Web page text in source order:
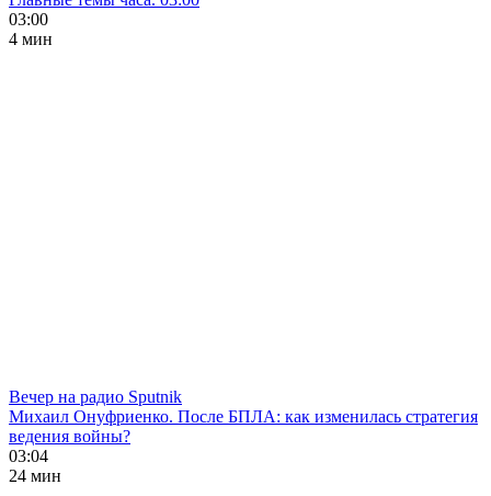
03:00
4 мин
Вечер на радио Sputnik
Михаил Онуфриенко. После БПЛА: как изменилась стратегия
ведения войны?
03:04
24 мин